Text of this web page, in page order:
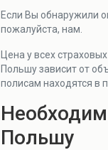
Если Вы обнаружили
пожалуйста, нам.
Цена у всех
Польшу зависит от
полисам находятся в
Польшу